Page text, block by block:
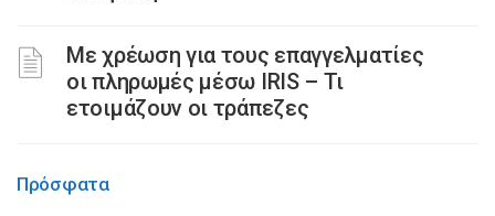
Με χρέωση για τους επαγγελματίες
οι πληρωμές μέσω IRIS – Τι
ετοιμάζουν οι τράπεζες
Πρόσφατα